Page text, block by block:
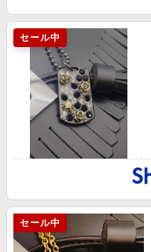
セール中
セール中